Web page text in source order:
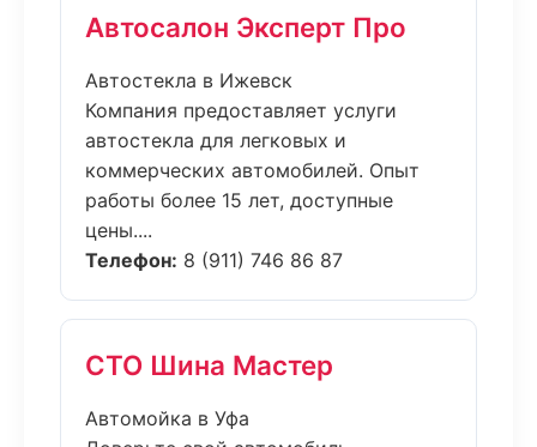
Автосалон Эксперт Про
Автостекла в Ижевск
Компания предоставляет услуги
автостекла для легковых и
коммерческих автомобилей. Опыт
работы более 15 лет, доступные
цены....
Телефон: 8 (911) 746 86 87
СТО Шина Мастер
Автомойка в Уфа